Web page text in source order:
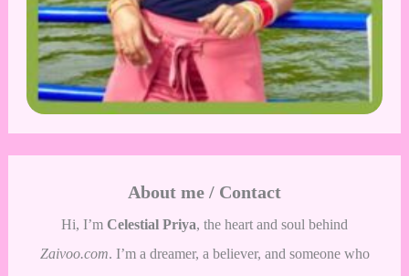
About me / Contact
Hi, I’m Celestial Priya, the heart and soul behind
Zaivoo.com. I’m a dreamer, a believer, and someone who